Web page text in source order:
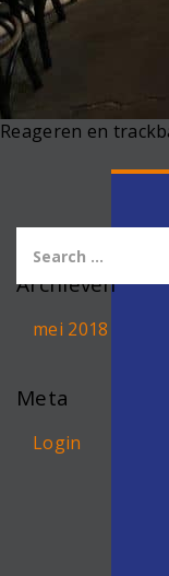
Reageren en
Archieven
mei 2018
Meta
Login